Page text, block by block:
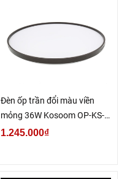
Đèn ốp trần đổi màu viền
mỏng 36W Kosoom OP-KS-
HPN-36-DM
1.245.000₫